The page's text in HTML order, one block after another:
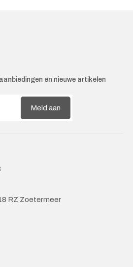
en nieuwe artikelen
Meld aan
RZ Zoetermeer